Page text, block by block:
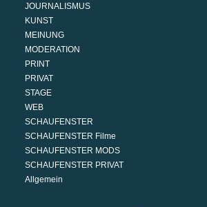
JOURNALISMUS
KUNST
MEINUNG
MODERATION
PRINT
PRIVAT
STAGE
WEB
SCHAUFENSTER
SCHAUFENSTER Filme
SCHAUFENSTER MODS
SCHAUFENSTER PRIVAT
Allgemein